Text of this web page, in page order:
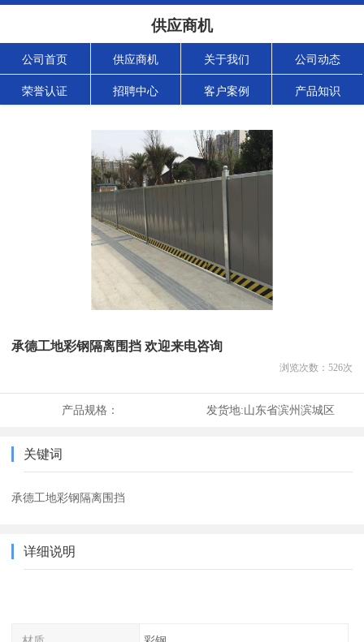
供应商机
公司首页 供应商机 关于我们 公司动态
荣誉认证 招聘中心 客户案例 产品知识
承德工地彩钢隔离围挡 欢迎来电咨询
浏览次数： 526次
产品规格： 发货地:山东省滨州滨城区
关键词
承德工地彩钢隔离围挡
详细说明